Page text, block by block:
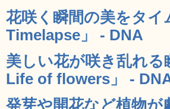
花咲く瞬間の美をタ
Timelapse」 - DNA
美しい花が咲き乱れ
Life of flowers」 -
発芽や開花など植物が